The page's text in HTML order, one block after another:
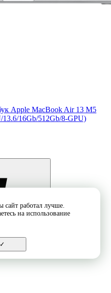
Apple MacBook Air 13 M5
16Gb/512Gb/8-GPU)
сайт работал лучше.
на использование
✓